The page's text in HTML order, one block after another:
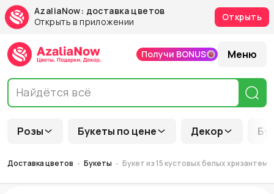
AzaliaNow: доставка цветов
Открыть в приложении
Открыть
Розы Букеты по цене Декор
Получи BONUS Меню
Доставка цветов Букеты Букет из 15 кустовых белых хризантем